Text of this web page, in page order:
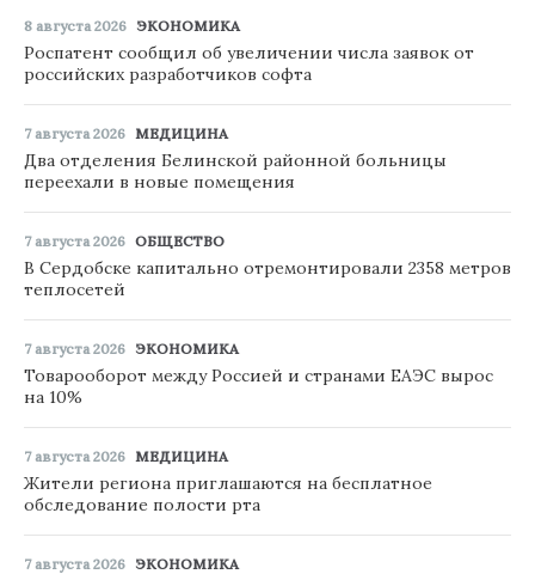
8 августа 2026 ЭКОНОМИКА
Роспатент сообщил об увеличении числа заявок от
российских разработчиков софта
7 августа 2026 МЕДИЦИНА
Два отделения Белинской районной больницы
переехали в новые помещения
7 августа 2026 ОБЩЕСТВО
В Сердобске капитально отремонтировали 2358 метров
теплосетей
7 августа 2026 ЭКОНОМИКА
Товарооборот между Россией и странами ЕАЭС вырос
на 10%
7 августа 2026 МЕДИЦИНА
Жители региона приглашаются на бесплатное
обследование полости рта
7 августа 2026 ЭКОНОМИКА